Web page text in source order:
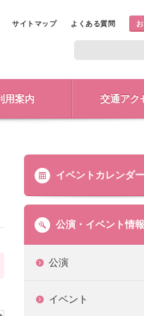
サイトマップ よくある質問
用案内 交通アク
イベントカレンダー
公演・イベント情報
公演
イベント